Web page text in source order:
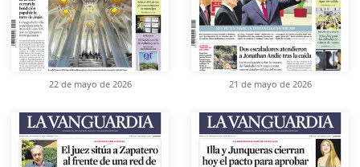
22 de mayo de 2026 21 de mayo de 2026